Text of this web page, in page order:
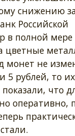
снижению
Российской
в полной мере
цветные
монет не
5 рублей, то их
что
оперативно,